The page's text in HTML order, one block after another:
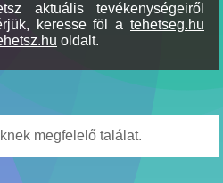
aktuális tevékenységeiről
keresse föl a tehetseg.hu
oldalt.
megfelelő találat.